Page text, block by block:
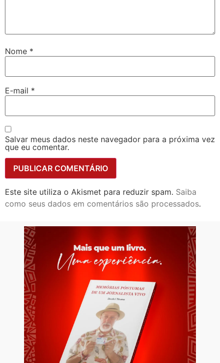
Nome *
E-mail *
Salvar meus dados neste navegador para a próxima vez
que eu comentar.
Este site utiliza o Akismet para reduzir spam. Saiba
como seus dados em comentários são processados.